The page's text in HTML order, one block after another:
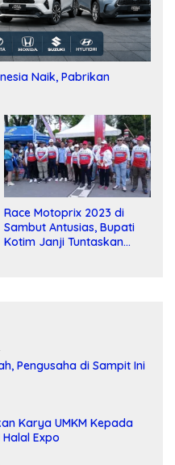
Naik, Pabrikan
Race Motoprix 2023 di
Sambut Antusias, Bupati
Kotim Janji Tuntaskan
Pengusaha di Sampit Ini
Karya UMKM Kepada
Expo